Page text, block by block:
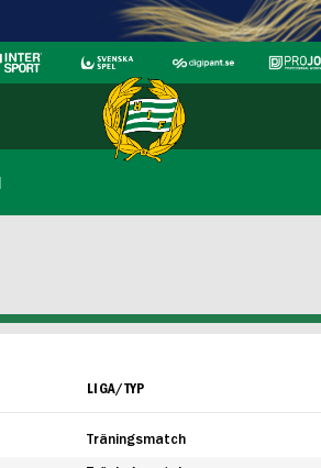
LIGA/TYP
Träningsmatch